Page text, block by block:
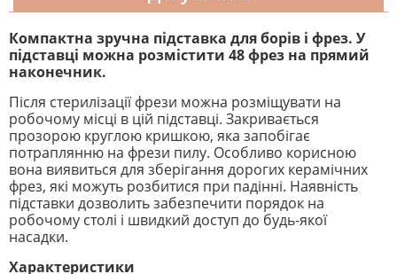
Компактна зручна підставка для борів і фрез. У
підставці можна розмістити 48 фрез на прямий
наконечник.
Після стерилізації фрези можна розміщувати на
робочому місці в цій підставці. Закривається
прозорою круглою кришкою, яка запобігає
потраплянню на фрези пилу. Особливо корисною
вона виявиться для зберігання дорогих керамічних
фрез, які можуть розбитися при падінні. Наявність
підставки дозволить забезпечити порядок на
робочому столі і швидкий доступ до будь-якої
насадки.
Характеристики